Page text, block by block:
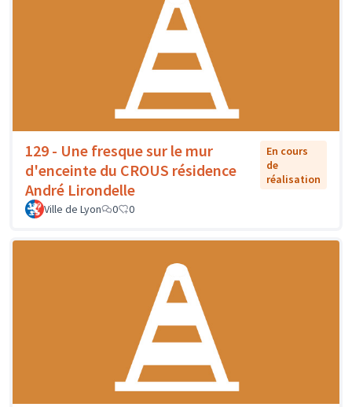
129 - Une fresque sur le mur
d'enceinte du CROUS résidence
André Lirondelle
En cours
de
réalisation
Ville de Lyon 0 0